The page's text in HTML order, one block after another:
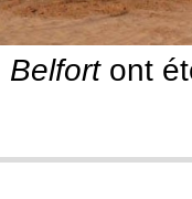
Belfort ont